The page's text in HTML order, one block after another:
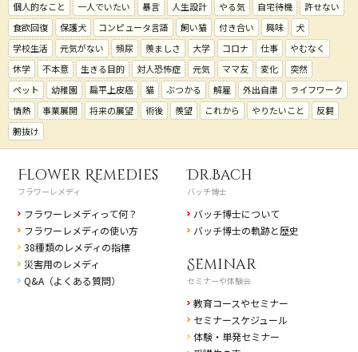
個人的なこと
一人でいたい 暴言 人生設計 やる気 自宅待機
許せない
食欲回復
保護犬 コンピュータ言語 飼い猫 付き合い 興味
犬
学校生活
元気がない 頻尿 羨ましさ 大学 コロナ 仕事
やむなく
休学
不本意 生きる目的 対人恐怖症 元気 ママ友 変化
突然
ペット
幼稚園 扁平上皮癌 猫 ぶつかる 解雇 外出自粛
ライフワーク
情熱
事業展開 将来の展望 術後 羨望 これから やりたいこと
反芻
腑抜け
Flower Remedies
フラワーレメディ
フラワーレメディって何？
フラワーレメディの使い方
38種類のレメディの指標
災害用のレメディ
Q&A（よくある質問）
Dr.Bach
バッチ博士
バッチ博士について
バッチ博士の軌跡と歴史
Seminar
セミナーや体験会
教育コースやセミナー
セミナースケジュール
体験・単発セミナー